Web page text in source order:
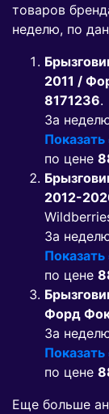
товаров
неделю, по
2011 /
8171236.
За
по цене
2012-
За
по цене
Форд
За
по цене
Еще больше